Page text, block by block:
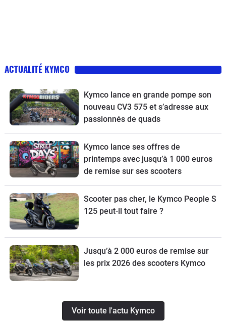
ACTUALITÉ KYMCO
Kymco lance en grande pompe son
nouveau CV3 575 et s’adresse aux
passionnés de quads
Kymco lance ses offres de
printemps avec jusqu’à 1 000 euros
de remise sur ses scooters
Scooter pas cher, le Kymco People S
125 peut-il tout faire ?
Jusqu’à 2 000 euros de remise sur
les prix 2026 des scooters Kymco
Voir toute l'actu Kymco